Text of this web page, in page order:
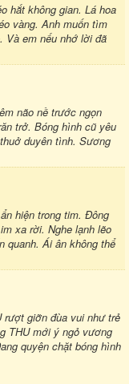
hắt không gian. Lá hoa
vàng. Anh muốn tìm
Và em nếu nhớ lời đã
não nề trước ngọn
trở. Bóng hình cũ yêu
duyên tình. Sương
hiện trong tim. Đông
xa rời. Nghe lạnh lẽo
quanh. Ái ân không thể
rượt giỡn đùa vui như trẻ
THU mới ý ngỏ vương
quyện chặt bóng hình